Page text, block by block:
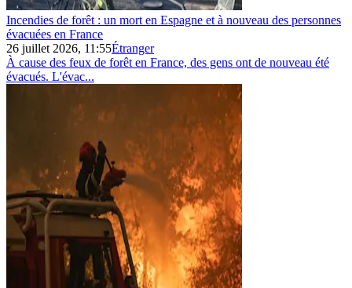
Incendies de forêt : un mort en Espagne et à nouveau des personnes
évacuées en France
26 juillet 2026, 11:55Étranger
À cause des feux de forêt en France, des gens ont de nouveau été
évacués. L'évac...